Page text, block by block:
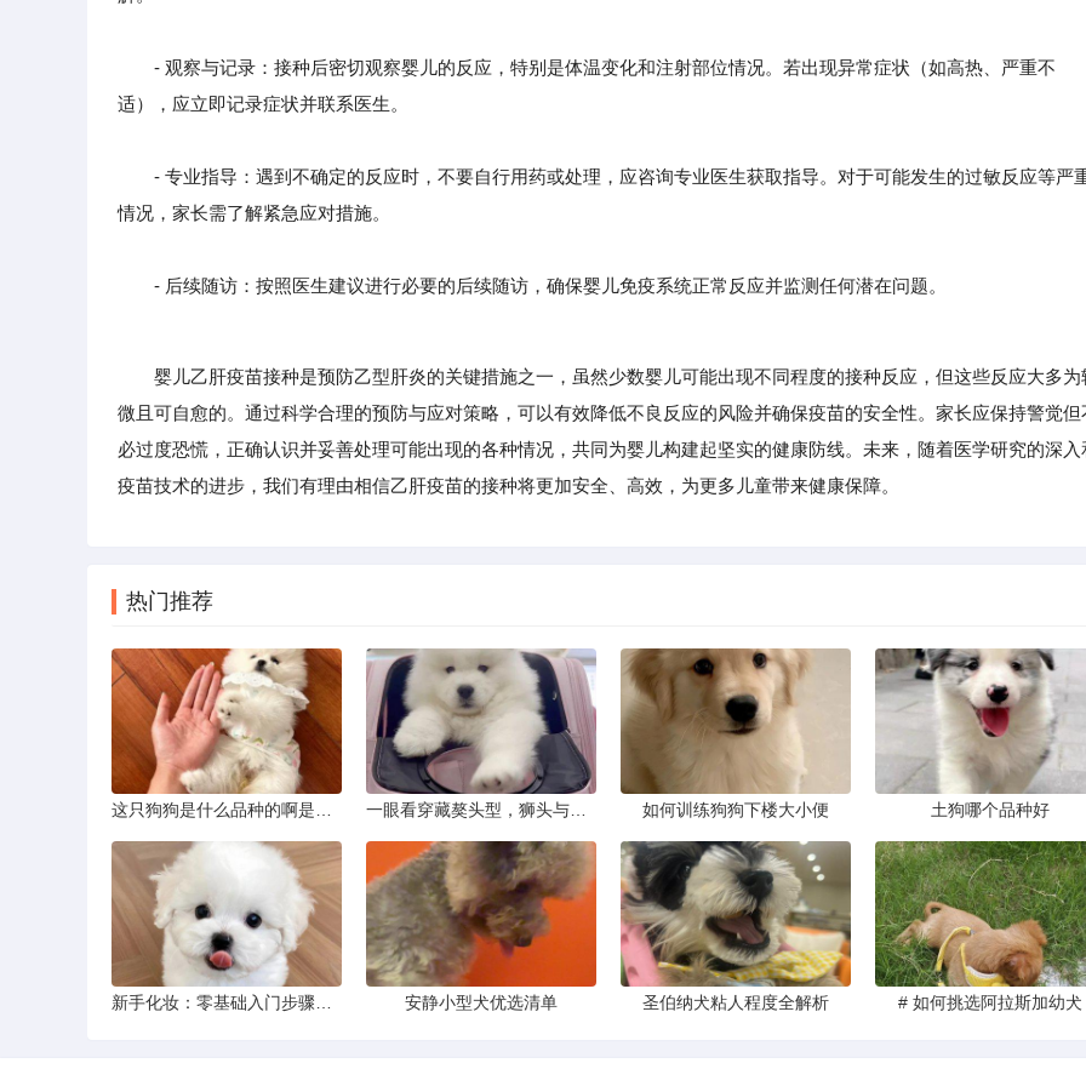
- 观察与记录：接种后密切观察婴儿的反应，特别是体温变化和注射部位情况。若出现异常症状（如高热、严重不
适），应立即记录症状并联系医生。
- 专业指导：遇到不确定的反应时，不要自行用药或处理，应咨询专业医生获取指导。对于可能发生的过敏反应等严
情况，家长需了解紧急应对措施。
- 后续随访：按照医生建议进行必要的后续随访，确保婴儿免疫系统正常反应并监测任何潜在问题。
婴儿乙肝疫苗接种是预防乙型肝炎的关键措施之一，虽然少数婴儿可能出现不同程度的接种反应，但这些反应大多为
微且可自愈的。通过科学合理的预防与应对策略，可以有效降低不良反应的风险并确保疫苗的安全性。家长应保持警觉但
必过度恐慌，正确认识并妥善处理可能出现的各种情况，共同为婴儿构建起坚实的健康防线。未来，随着医学研究的深入
疫苗技术的进步，我们有理由相信乙肝疫苗的接种将更加安全、高效，为更多儿童带来健康保障。
热门推荐
如何训练狗狗下楼大小便 土狗哪个品种好
安静小型犬优选清单 圣伯纳犬粘人程度全解析 # 如何挑选阿拉斯加幼犬